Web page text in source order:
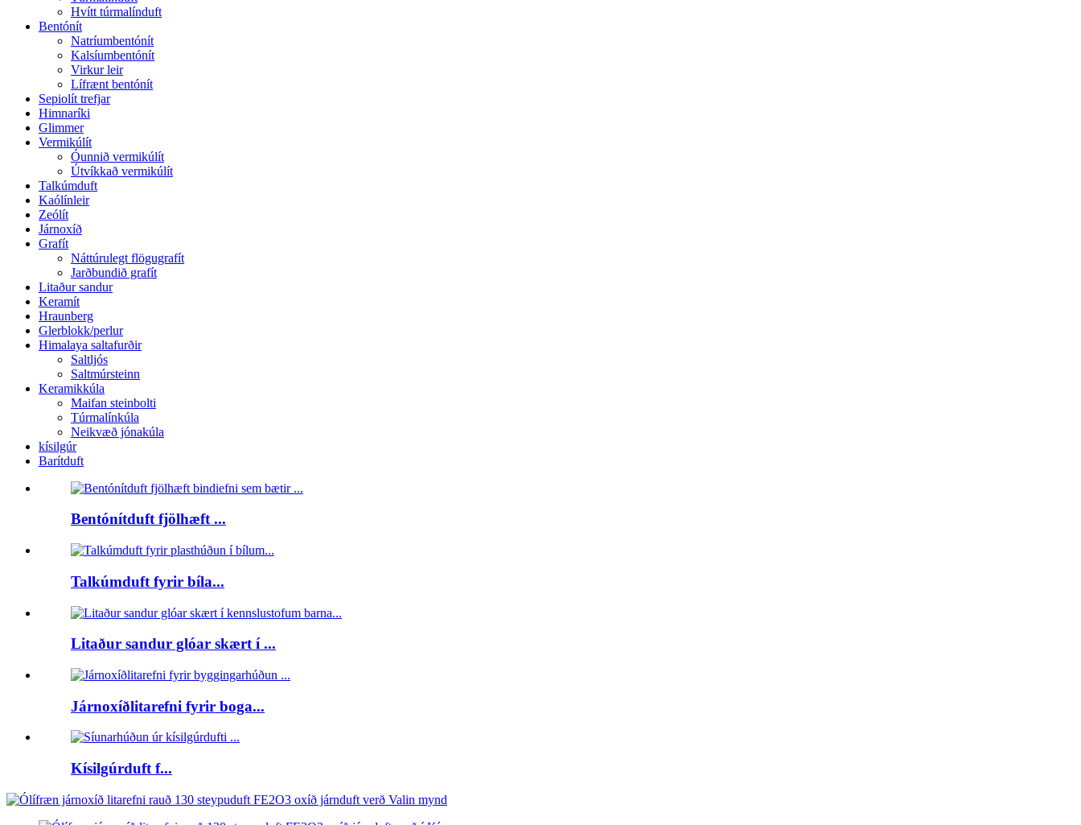
Hvítt túrmalínduft
Bentónít
Natríumbentónít
Kalsíumbentónít
Virkur leir
Lífrænt bentónít
Sepiolít trefjar
Himnaríki
Glimmer
Vermikúlít
Óunnið vermikúlít
Útvíkkað vermikúlít
Talkúmduft
Kaólínleir
Zeólít
Járnoxíð
Grafít
Náttúrulegt flögugrafít
Jarðbundið grafít
Litaður sandur
Keramít
Hraunberg
Glerblokk/perlur
Himalaya saltafurðir
Saltljós
Saltmúrsteinn
Keramikkúla
Maifan steinbolti
Túrmalínkúla
Neikvæð jónakúla
kísilgúr
Barítduft
Bentónítduft fjölhæft ...
Talkúmduft fyrir bíla...
Litaður sandur glóar skært í ...
Járnoxíðlitarefni fyrir boga...
Kísilgúrduft f...